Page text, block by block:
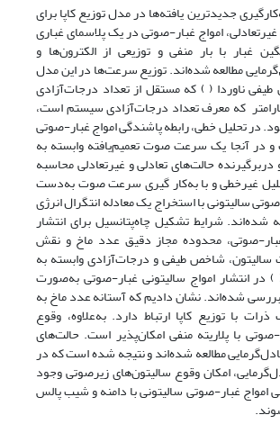
جدیدترین یافته‌ها در مدل توزیع کاپا برای
امواج غبار-صوتی در یک پلاسمای غباری
غبار با بار منفی و توزیعی از الکترون‌ها و
مطالعه شده‌اند. توزیع سرعت‌ها در این مدل
ناوردا ( ) که مستقل از تعداد درجات‌آزادی
که معرف تعداد درجات‌آزادی سیستم است،
در تحلیل خطی، رابطه پاشندگی امواج غبار-صوتی
در آنجا یک سرعت صوت تعمیم‌یافته وابسته به
حالت‌های تعادلی و غیرتعادلی محاسبه
غیر‌خطی و با به‌کار گیری سرعت صوت به‌دست
سالیتونی با استخراج یک معادله انتگرال انرژی
شده‌اند. شرایط تشکیل چاه‌پتانسیل برای انتشار
غبار-صوتی، محدوده مجاز دقیق عدد ماخ و نقش
سالیتون، شاخص طیفی و درجات‌آزادی وابسته به
) در انتشار امواج سالیتونی غبار-صوتی به‌صورت
شده‌اند. نشان دادیم که آستانه عدد ماخ به
با توزیع کاپا ارتباط دارد. به‌علاوه، وقوع
صوتی با پلاریته منفی امکان‌پذیر است. حالت‌های
مطالعه شده‌اند و نتیجه شده است که در
امکان وقوع سالیتون‌های زیرصوتی وجود
امواج غبار-صوتی سالیتونی با دامنه و شیب پالس